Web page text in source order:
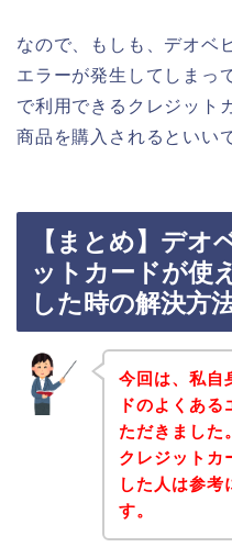
なので、もしも、デオベ
エラーが発生してしまっ
で利用できるクレジット
商品を購入されるといい
【まとめ】デオ
ットカードが使
した時の解決方
今回は、私自
ドのよくあ
ただきました
クレジットカ
した人は参考
す。